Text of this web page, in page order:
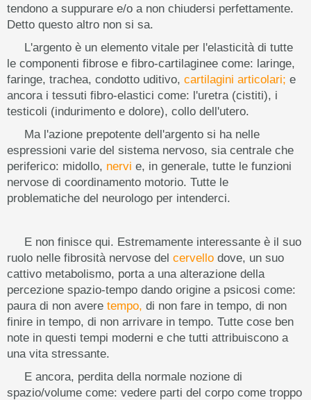
tendono a suppurare e/o a non chiudersi perfettamente.
Detto questo altro non si sa.
L'argento è un elemento vitale per l'elasticità di tutte
le componenti fibrose e fibro-cartilaginee come: laringe,
faringe, trachea, condotto uditivo, cartilagini articolari; e
ancora i tessuti fibro-elastici come: l'uretra (cistiti), i
testicoli (indurimento e dolore), collo dell'utero.
Ma l'azione prepotente dell'argento si ha nelle
espressioni varie del sistema nervoso, sia centrale che
periferico: midollo, nervi e, in generale, tutte le funzioni
nervose di coordinamento motorio. Tutte le
problematiche del neurologo per intenderci.
E non finisce qui. Estremamente interessante è il suo
ruolo nelle fibrosità nervose del cervello dove, un suo
cattivo metabolismo, porta a una alterazione della
percezione spazio-tempo dando origine a psicosi come:
paura di non avere tempo, di non fare in tempo, di non
finire in tempo, di non arrivare in tempo. Tutte cose ben
note in questi tempi moderni e che tutti attribuiscono a
una vita stressante.
E ancora, perdita della normale nozione di
spazio/volume come: vedere parti del corpo come troppo